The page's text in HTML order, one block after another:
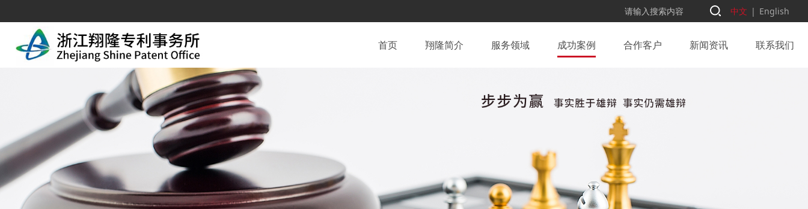
中文 | English
首页 翔隆简介 服务领域 成功案例 合作客户 新闻资讯 联系我们